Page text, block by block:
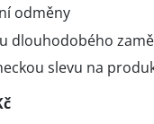
odměny
dlouhodobého
slevu na